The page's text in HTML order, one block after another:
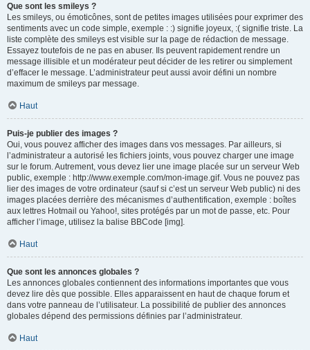
Que sont les smileys ?
Les smileys, ou émoticônes, sont de petites images utilisées pour exprimer des
sentiments avec un code simple, exemple : :) signifie joyeux, :( signifie triste. La
liste complète des smileys est visible sur la page de rédaction de message.
Essayez toutefois de ne pas en abuser. Ils peuvent rapidement rendre un
message illisible et un modérateur peut décider de les retirer ou simplement
d’effacer le message. L’administrateur peut aussi avoir défini un nombre
maximum de smileys par message.
Haut
Puis-je publier des images ?
Oui, vous pouvez afficher des images dans vos messages. Par ailleurs, si
l’administrateur a autorisé les fichiers joints, vous pouvez charger une image
sur le forum. Autrement, vous devez lier une image placée sur un serveur Web
public, exemple : http://www.exemple.com/mon-image.gif. Vous ne pouvez pas
lier des images de votre ordinateur (sauf si c’est un serveur Web public) ni des
images placées derrière des mécanismes d’authentification, exemple : boîtes
aux lettres Hotmail ou Yahoo!, sites protégés par un mot de passe, etc. Pour
afficher l’image, utilisez la balise BBCode [img].
Haut
Que sont les annonces globales ?
Les annonces globales contiennent des informations importantes que vous
devez lire dès que possible. Elles apparaissent en haut de chaque forum et
dans votre panneau de l’utilisateur. La possibilité de publier des annonces
globales dépend des permissions définies par l’administrateur.
Haut